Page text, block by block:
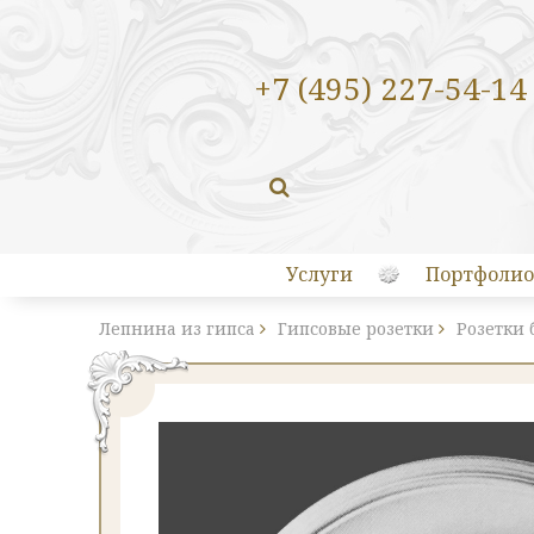
+7 (495) 227-54-14
Услуги Портфолио
Лепнина из гипса Гипсовые розетки Розетки